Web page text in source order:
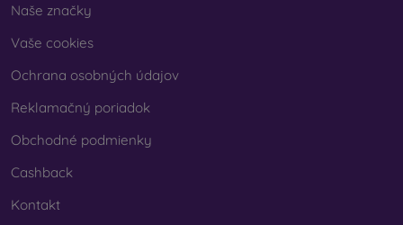
Naše značky
Vaše cookies
Ochrana osobných údajov
Reklamačný poriadok
Obchodné podmienky
Cashback
Kontakt